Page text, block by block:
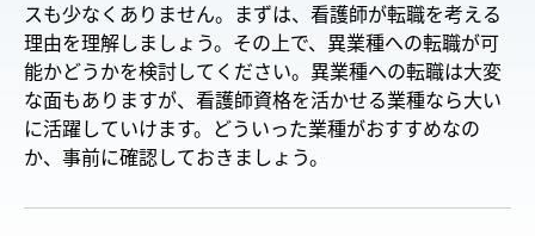
スも少なくありません。まずは、看護師が転職を考える
理由を理解しましょう。その上で、異業種への転職が可
能かどうかを検討してください。異業種への転職は大変
な面もありますが、看護師資格を活かせる業種なら大い
に活躍していけます。どういった業種がおすすめなの
か、事前に確認しておきましょう。